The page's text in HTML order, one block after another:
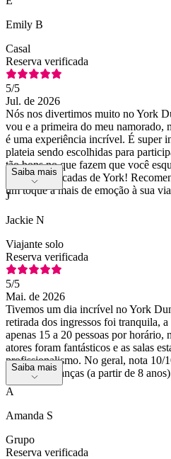
Emily B
Casal
Reserva verificada
5/5
Jul. de 2026
Nós nos divertimos muito no York
vou e a primeira do meu namorado,
é uma experiência incrível. É super
plateia sendo escolhidas para
tão bons no que fazem que você
diferentes décadas de York!
um toque a mais de emoção à sua
Saiba mais
J
Jackie N
Viajante solo
Reserva verificada
5/5
Mai. de 2026
Tivemos um dia incrível no York
retirada dos ingressos foi tranquila,
apenas 15 a 20 pessoas por
atores foram fantásticos e as salas
profissionalismo. No geral, nota 10/
adultos e crianças (a partir de 8
Saiba mais
A
Amanda S
Grupo
Reserva verificada